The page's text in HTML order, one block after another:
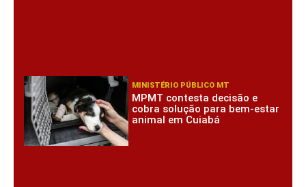
MINISTÉRIO PÚBLICO MT
MPMT contesta decisão e
cobra solução para bem-estar
animal em Cuiabá